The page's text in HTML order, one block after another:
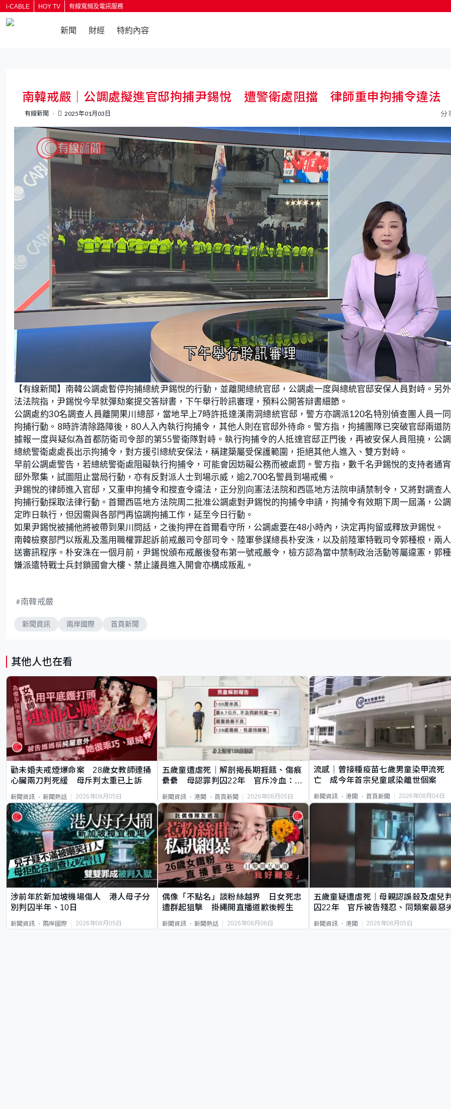
i-CABLE HOY TV 有線寬頻及電訊服務
新聞 財經 特約內容
南韓戒嚴｜公調處擬進官邸拘捕尹錫悅 遭警衛處阻擋 律師重申拘捕令違法
有線新聞 2025年01月03日 分
n
m
u
e
a
d
e
d
:
1
6
2
7
%
【有線新聞】南韓公調處暫停拘捕總統尹錫悅的行動，並離開總統官邸，公調處一度與總統官邸安保人員對峙。另
法法院指，尹錫悅今早就彈劾案提交答辯書，下午舉行聆訊審理，預料公開答辯書細節。
公調處約30名調查人員離開果川總部，當地早上7時許抵達漢南洞總統官邸，警方亦調派120名特別偵查團人員一
拘捕行動。8時許清除路障後，80人入內執行拘捕令，其他人則在官邸外待命。警方指，拘捕團隊已突破官邸兩道
據報一度與疑似為首都防衛司令部的第55警衛隊對峙。執行拘捕令的人抵達官邸正門後，再被安保人員阻撓，公
總統警衛處處長出示拘捕令，對方援引總統安保法，稱建築屬受保護範圍，拒絕其他人進入、雙方對峙。
早前公調處警告，若總統警衛處阻礙執行拘捕令，可能會因妨礙公務而被處罰。警方指，數千名尹錫悅的支持者通
邸外聚集，試圖阻止當局行動，亦有反對派人士到場示威，逾2,700名警員到場戒備。
尹錫悅的律師進入官邸，又重申拘捕令和搜查令違法，正分別向憲法法院和西區地方法院申請禁制令，又將對調查
拘捕行動採取法律行動。首爾西區地方法院周二批准公調處對尹錫悅的拘捕令申請，拘捕令有效期下周一屆滿，公
定昨日執行，但因需與各部門再協調拘捕工作，延至今日行動。
如果尹錫悅被捕他將被帶到果川問話，之後拘押在首爾看守所，公調處要在48小時內，決定再拘留或釋放尹錫悅。
南韓檢察部門以叛亂及濫用職權罪起訴前戒嚴司令部司令、陸軍參謀總長朴安洙，以及前陸軍特戰司令郭種根，兩
送審訊程序。朴安洙在一個月前，尹錫悅頒布戒嚴後發布第一號戒嚴令，檢方認為當中禁制政治活動等屬違憲，郭
嫌派遣特戰士兵封鎖國會大樓、禁止議員進入開會亦構成叛亂。
南韓戒嚴
新聞資訊 兩岸國際 首頁新聞
其他人也在看
勸未婚夫戒煙爆命案 28歲女教師連捅
心臟兩刀判死緩 母斥判太重已上訴
新聞資訊 新聞熱話 2026年08月05日
五歲童遭虐死｜解剖揭長期捱餓、傷痕
纍纍 母認罪判囚22年 官斥冷血：同
新聞資訊 港聞 首頁新聞 2026年08月05日
流感｜曾接種疫苗七歲男童染甲流死
亡 成今年首宗兒童感染離世個案
新聞資訊 港聞 首頁新聞 2026年08月04日
涉前年於新加坡機場傷人 港人母子分
別判囚半年、10日
新聞資訊 兩岸國際 2026年08月05日
偶像「不點名」談粉絲越界 日女死忠
遭群起狙擊 掛繩開直播道歉後輕生
新聞資訊 新聞熱話 2026年08月06日
五歲童疑遭虐死｜母親認誤殺及虐兒
囚22年 官斥被告殘忍、同類案最惡
新聞資訊 港聞 2026年08月05日